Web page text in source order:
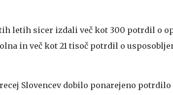
letih sicer izdali več kot 300 potrdil o
in več kot 21 tisoč potrdil o
Slovencev dobilo ponarejeno potrdilo